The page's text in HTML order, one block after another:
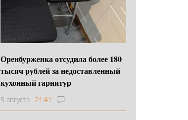
Оренбурженка отсудила более 180
тысяч рублей за недоставленный
кухонный гарнитур
5 августа 21:41